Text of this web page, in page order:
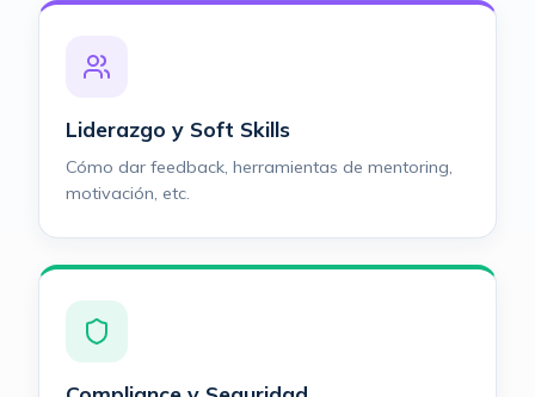
Liderazgo y Soft Skills
Cómo dar feedback, herramientas de mentoring,
motivación, etc.